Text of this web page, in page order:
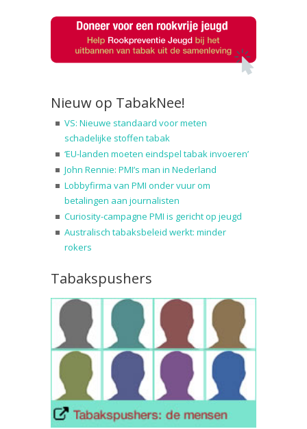
Nieuw op TabakNee!
VS: Nieuwe standaard voor meten
schadelijke stoffen tabak
‘EU-landen moeten eindspel tabak invoeren’
John Rennie: PMI’s man in Nederland
Lobbyfirma van PMI onder vuur om
betalingen aan journalisten
Curiosity-campagne PMI is gericht op jeugd
Australisch tabaksbeleid werkt: minder
rokers
Tabakspushers